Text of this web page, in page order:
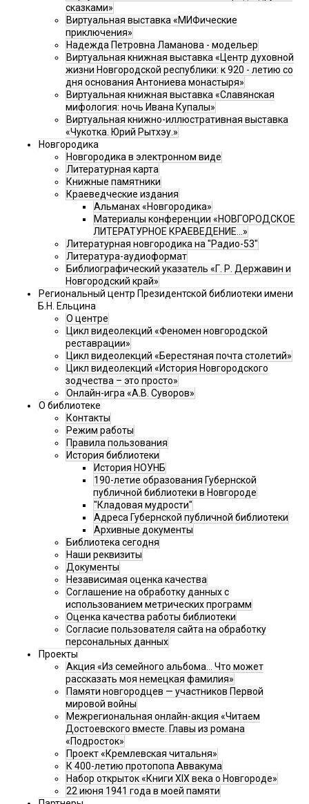
сказками»
Виртуальная выставка «МИФические
приключения»
Надежда Петровна Ламанова - модельер
Виртуальная книжная выставка «Центр духовной
жизни Новгородской республики: к 920 - летию со
дня основания Антониева монастыря»
Виртуальная книжная выставка «Славянская
мифология: ночь Ивана Купалы»
Виртуальная книжно-иллюстративная выставка
«Чукотка. Юрий Рытхэу.»
Новгородика
Новгородика в электронном виде
Литературная карта
Книжные памятники
Краеведческие издания
Альманах «Новгородика»
Материалы конференции «НОВГОРОДСКОЕ
ЛИТЕРАТУРНОЕ КРАЕВЕДЕНИЕ...»
Литературная новгородика на "Радио-53"
Литература-аудиоформат
Библиографический указатель «Г. Р. Державин и
Новгородский край»
Региональный центр Президентской библиотеки имени
Б.Н. Ельцина
О центре
Цикл видеолекций «Феномен новгородской
реставрации»
Цикл видеолекций «Берестяная почта столетий»
Цикл видеолекций «История Новгородского
зодчества – это просто»
Онлайн-игра «А.В. Суворов»
О библиотеке
Контакты
Режим работы
Правила пользования
История библиотеки
История НОУНБ
190-летие образования Губернской
публичной библиотеки в Новгороде
"Кладовая мудрости"
Адреса Губернской публичной библиотеки
Архивные документы
Библиотека сегодня
Наши реквизиты
Документы
Независимая оценка качества
Соглашение на обработку данных с
использованием метрических программ
Оценка качества работы библиотеки
Согласие пользователя сайта на обработку
персональных данных
Проекты
Акция «Из семейного альбома... Что может
рассказать моя немецкая фамилия»
Памяти новгородцев — участников Первой
мировой войны
Межрегиональная онлайн-акция «Читаем
Достоевского вместе. Главы из романа
«Подросток»
Проект «Кремлевская читальня»
К 400-летию протопопа Аввакума
Набор открыток «Книги XIX века о Новгороде»
22 июня 1941 года в моей памяти